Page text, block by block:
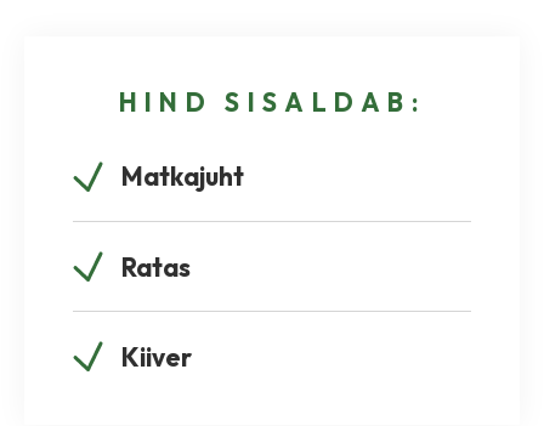
HIND SISALDAB:
Matkajuht
Ratas
Kiiver